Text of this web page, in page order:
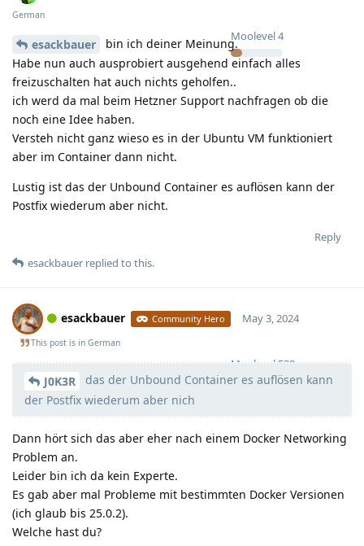
Moolevel4
German
esackbauer
bin ich deiner Meinung.
Habe nun auch ausprobiert ausgehend einfach alles
freizuschalten hat auch nichts geholfen..
ich werd da mal beim Hetzner Support nachfragen ob die
noch eine Idee haben.
Versteh nicht ganz wieso es in der Ubuntu VM funktioniert
aber im Container dann nicht.
Lustig ist das der Unbound Container es auflösen kann der
Postfix wiederum aber nicht.
Reply
esackbauer replied to this.
esackbauer Community Hero
Moolevel 539
May 3, 2024
This post is in German
J0K3R
das der Unbound Container es auflösen kann
der Postfix wiederum aber nich
Dann hört sich das aber eher nach einem Docker Networking
Problem an.
Leider bin ich da kein Experte.
Es gab aber mal Probleme mit bestimmten Docker Versionen
(ich glaub bis 25.0.2).
Welche hast du?